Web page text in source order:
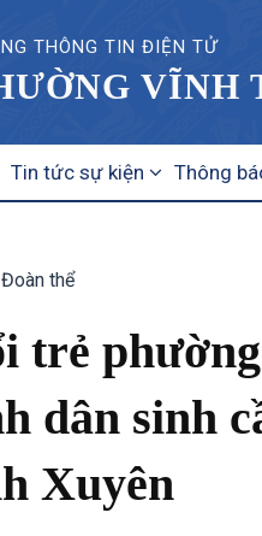
THÔNG TIN ĐIỆN TỬ
VĨNH
Tin tức sự kiện Thông
thể
trẻ
dân sinh
Xuyên